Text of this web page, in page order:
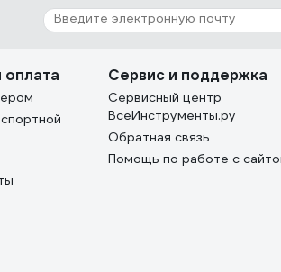
оплата Сервис и поддержка
Сервисный центр
ВсеИнструменты.ру
Обратная связь
Помощь по работе с